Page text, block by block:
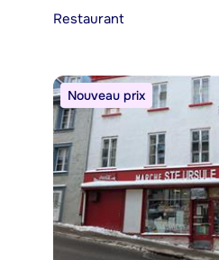
Restaurant
Nouveau prix